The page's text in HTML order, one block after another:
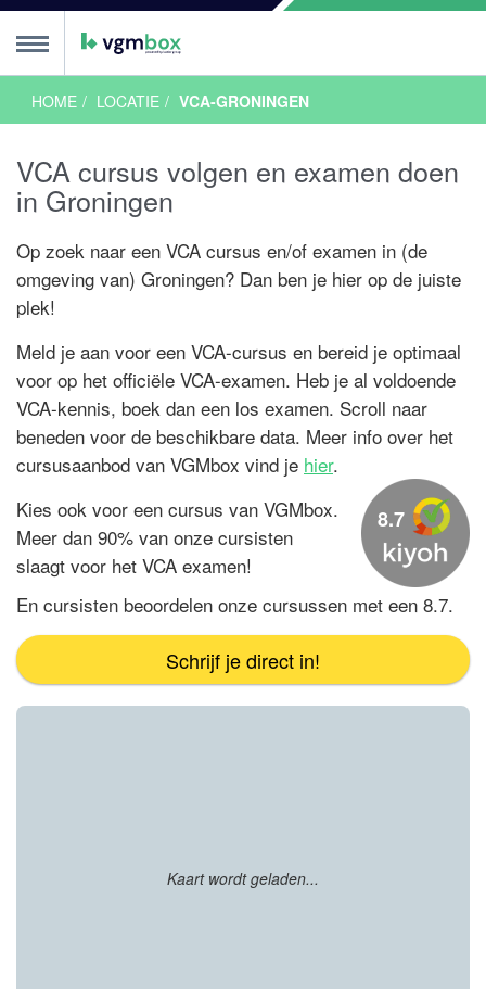
Onderwijs
talenalgemeen
Bosch
Nederland
Haag
VCA Locaties
VCA
arbeidsongevallen
vragen
blogs
te zeggen!
voor ZZP-ers
dan doe je het beter
VCA diploma
branches wordt VCA gebruikt?
in
HOME LOCATIE VCA-GRONINGEN
VCA cursus volgen en examen doen
in Groningen
Op zoek naar een VCA cursus en/of examen in (de
omgeving van) Groningen? Dan ben je hier op de juiste
plek!
Meld je aan voor een VCA-cursus en bereid je optimaal
voor op het officiële VCA-examen. Heb je al voldoende
VCA-kennis, boek dan een los examen. Scroll naar
beneden voor de beschikbare data. Meer info over het
cursusaanbod van VGMbox vind je hier.
8.7
Kies ook voor een cursus van VGMbox.
Meer dan 90% van onze cursisten
slaagt voor het VCA examen!
En cursisten beoordelen onze cursussen met een 8.7.
Schrijf je direct in!
Kaart wordt geladen...